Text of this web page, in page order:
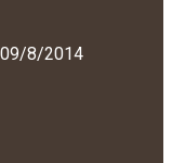
8/2014